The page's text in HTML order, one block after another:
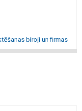
biroji un firmas